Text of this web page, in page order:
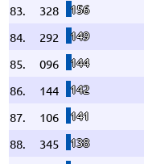
83.
328 156
84.
292 149
85.
096 144
86.
144 142
87.
106 141
88.
345 138